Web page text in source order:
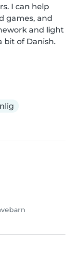
I can help
games, and
and light
bit of Danish.